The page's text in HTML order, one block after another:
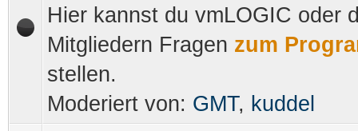
Hier kannst du vmLOGIC oder
Mitgliedern Fragen zum
stellen.
Moderiert von: GMT, kuddel